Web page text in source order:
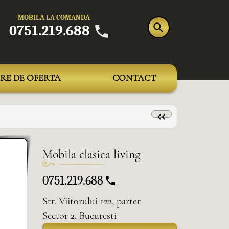
MOBILA LA COMANDA
0751.219.688
DE OFERTA CONTACT
Mobila clasica living
0751.219.688
Str. Viitorului 122, parter
Sector 2, Bucuresti